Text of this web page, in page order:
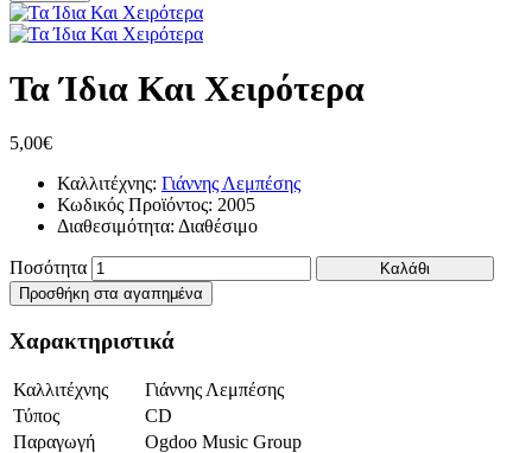
Τα Ίδια Και Χειρότερα
5,00€
Καλλιτέχνης: Γιάννης Λεμπέσης
Κωδικός Προϊόντος: 2005
Διαθεσιμότητα: Διαθέσιμο
Ποσότητα
Καλάθι
Προσθήκη στα αγαπημένα
Χαρακτηριστικά
Καλλιτέχνης
Γιάννης Λεμπέσης
Τύπος
CD
Παραγωγή
Ogdoo Music Group